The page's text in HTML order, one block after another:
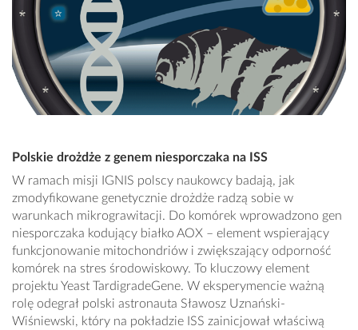
Polskie drożdże z genem niesporczaka na ISS
W ramach misji IGNIS polscy naukowcy badają, jak
zmodyfikowane genetycznie drożdże radzą sobie w
warunkach mikrograwitacji. Do komórek wprowadzono gen
niesporczaka kodujący białko AOX – element wspierający
funkcjonowanie mitochondriów i zwiększający odporność
komórek na stres środowiskowy. To kluczowy element
projektu Yeast TardigradeGene. W eksperymencie ważną
rolę odegrał polski astronauta Sławosz Uznański-
Wiśniewski, który na pokładzie ISS zainicjował właściwą